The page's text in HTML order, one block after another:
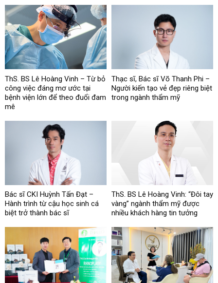
ThS. BS Lê Hoàng Vinh – Từ bỏ
công việc đáng mơ ước tại
bệnh viện lớn để theo đuổi đam
mê
Thạc sĩ, Bác sĩ Võ Thanh Phi –
Người kiến tạo vẻ đẹp riêng biệt
trong ngành thẩm mỹ
Bác sĩ CKI Huỳnh Tấn Đạt –
Hành trình từ cậu học sinh cá
biệt trở thành bác sĩ
ThS. BS Lê Hoàng Vinh: “Đôi tay
vàng” ngành thẩm mỹ được
nhiều khách hàng tin tưởng